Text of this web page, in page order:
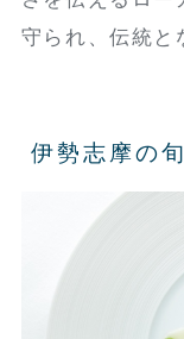
守られ、伝統と
伊勢志摩の